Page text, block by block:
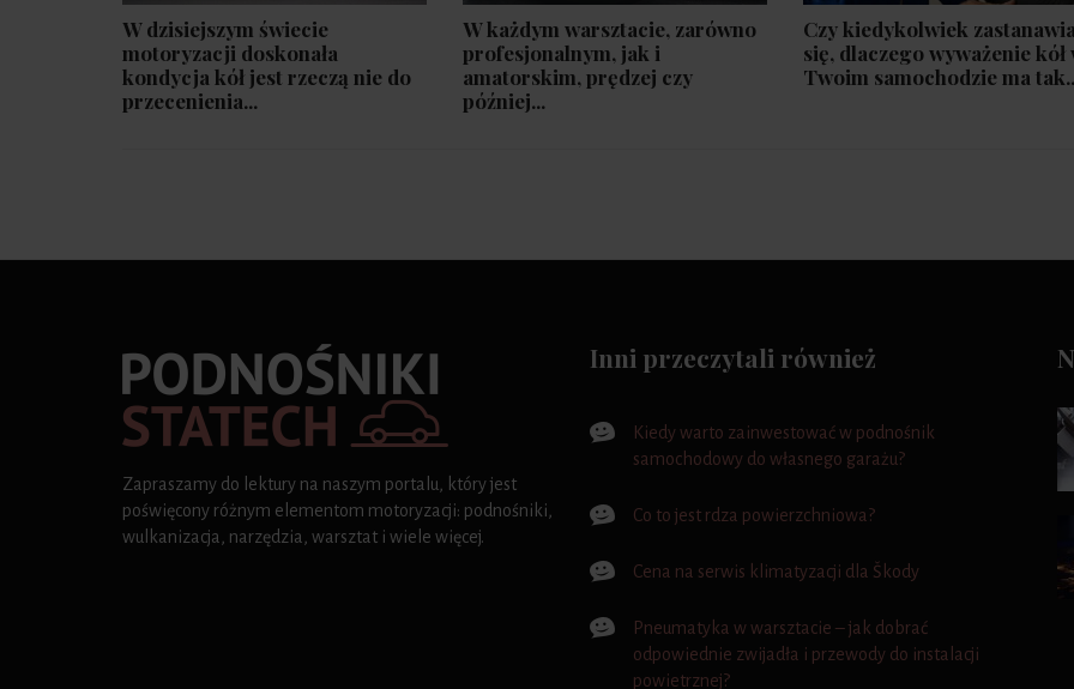
W dzisiejszym świecie
motoryzacji doskonała
kondycja kół jest rzeczą nie do
przecenienia...
W każdym warsztacie, zarówno
profesjonalnym, jak i
amatorskim, prędzej czy
później...
Czy kiedykolwiek
się, dlaczego wyważenie kół
Twoim samochodzie ma
Zapraszamy do lektury na naszym portalu, który jest
poświęcony różnym elementom motoryzacji: podnośniki,
wulkanizacja, narzędzia, warsztat i wiele więcej.
Inni przeczytali również
Kiedy warto zainwestować w podnośnik
samochodowy do własnego garażu?
Co to jest rdza powierzchniowa?
Cena na serwis klimatyzacji dla Škody
Pneumatyka w warsztacie – jak dobrać
odpowiednie zwijadła i przewody do instalacji
powietrznej?